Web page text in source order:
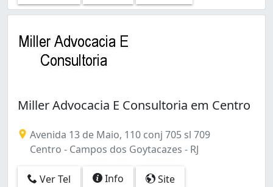
Miller Advocacia E Consultoria em Centro
Avenida 13 de Maio, 110 conj 705 sl 709
Centro - Campos dos Goytacazes - RJ
Ver Tel Info Site